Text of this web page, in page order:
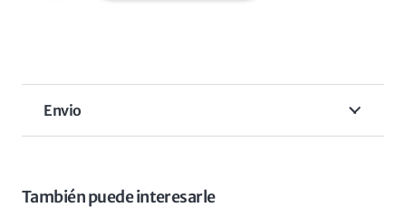
BABYLISS
PRO
Envio
También puede interesarle